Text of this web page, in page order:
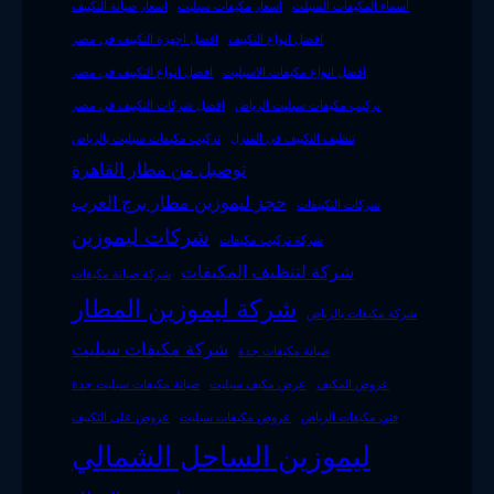
اسعار صيانة التكييف اسعار مكيفات سبليت اسماء المكيفات السبلت
افضل اجهزة التكييف فى مصر افضل انواع التكييف
افضل انواع التكييف فى مصر افضل انواع مكيفات الاسبليت
افضل شركات التكييف في مصر تركيب مكيفات سبليت الرياض
تركيب مكيفات سبليت بالرياض تنظيف التكييف في المنزل
توصيل من مطار القاهرة
حجز ليموزين مطار برج العرب
شركات التكييفات
شركات ليموزين شركة تركيب مكيفات
شركة صيانة مكيفات شركة لتنظيف المكيفات
شركة ليموزين المطار شركة مكيفات بالرياض
شركة مكيفات سبليت صيانة مكيفات جدة
صيانة مكيفات سبليت جدة عرض مكيف سبليت عروض المكيف
عروض على التكييف عروض مكيفات سبليت فني مكيفات الرياض
ليموزين الساحل الشمالي